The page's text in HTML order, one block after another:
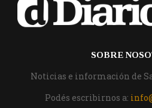
SOBRE
Noticias e información de
Podés escribirnos a: